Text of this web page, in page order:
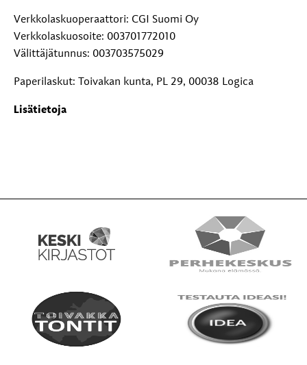
Verkkolaskuoperaattori: CGI Suomi Oy
Verkkolaskuosoite: 003701772010
Välittäjätunnus: 003703575029
Paperilaskut: Toivakan kunta, PL 29, 00038 Logica
Lisätietoja